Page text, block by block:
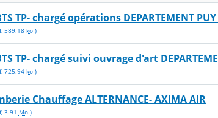
TP- chargé opérations DEPARTEMENT PUY
, 589.18 ko)
TP- chargé suivi ouvrage d'art
, 725.94 ko)
Chauffage ALTERNANCE- AXIMA AIR
, 3.91 Mo)